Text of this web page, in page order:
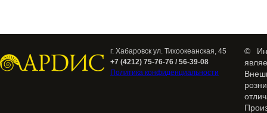
г. Хабаровск ул. Тихоокеанская, 45
+7 (4212) 75-76-76 / 56-39-08
Политика конфиденциальности
©